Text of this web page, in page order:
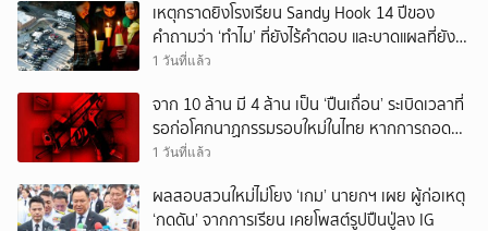
เหตุกราดยิงโรงเรียน Sandy Hook 14 ปีของ
คำถามว่า ‘ทำไม’ ที่ยังไร้คำตอบ และบาดแผลที่ยัง
ทวงความรับผิดชอบไม่จบ
1 วันที่แล้ว
จาก 10 ล้าน มี 4 ล้าน เป็น ‘ปืนเถื่อน’ ระเบิดเวลาที่
รอก่อโศกนาฏกรรมรอบใหม่ในไทย หากการถอดบท
เรียนของรัฐเป็นเพียง ‘ลมปาก’
1 วันที่แล้ว
ผลสอบสวนใหม่ไม่โยง ‘เกม’ นายกฯ เผย ผู้ก่อเหตุ
‘กดดัน’ จากการเรียน เคยโพสต์รูปปืนปู่ลง IG